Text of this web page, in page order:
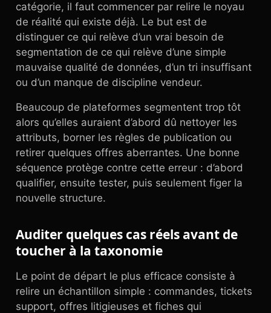
catégorie, il faut commencer par relire le noyau
de réalité qui existe déjà. Le but est de
distinguer ce qui relève d’un vrai besoin de
segmentation de ce qui relève d’une simple
mauvaise qualité de données, d’un tri insuffisant
ou d’un manque de discipline vendeur.
Beaucoup de plateformes segmentent trop tôt
alors qu’elles auraient d’abord dû nettoyer les
attributs, borner les règles de publication ou
retirer quelques offres aberrantes. Une bonne
séquence protège contre cette erreur : d’abord
qualifier, ensuite tester, puis seulement figer la
nouvelle structure.
Auditer quelques cas réels avant de
toucher à la taxonomie
Le point de départ le plus efficace consiste à
relire un échantillon simple : commandes, tickets
support, offres litigieuses et fiches qui